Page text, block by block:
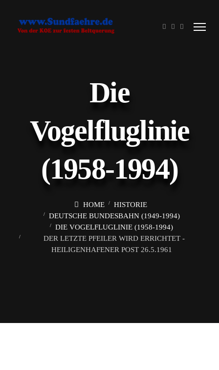
Die
Vogelfluglinie
(1958-1994)
HOME
HISTORIE
DEUTSCHE BUNDESBAHN (1949-1994)
DIE VOGELFLUGLINIE (1958-1994)
DER LETZTE PFEILER WIRD ERRICHTET -
HEILIGENHAFENER POST 26.5.1961